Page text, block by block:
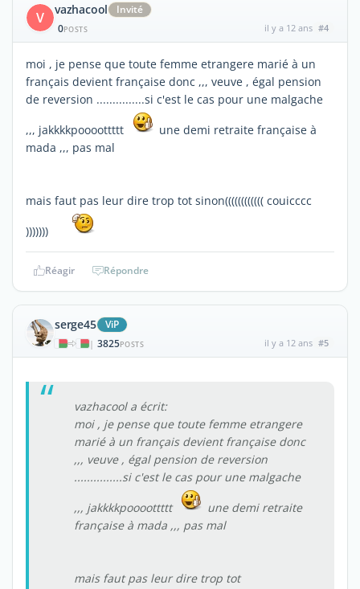
V vazhacool
Invité
0POSTS il y a 12 ans #4
moi , je pense que toute femme etrangere marié à un
français devient française donc ,,, veuve , égal pension
de reversion ...............si c'est le cas pour une malgache
,,, jakkkkpoooottttt
une demi retraite française à
mada ,,, pas mal
mais faut pas leur dire trop tot sinon(((((((((((( couicccc
)))))))
Réagir Répondre
serge45 ViP
| 3825POSTS il y a 12 ans #5
vazhacool a écrit:
moi , je pense que toute femme etrangere
marié à un français devient française donc
,,, veuve , égal pension de reversion
...............si c'est le cas pour une malgache
,,, jakkkkpoooottttt
une demi retraite
française à mada ,,, pas mal
mais faut pas leur dire trop tot